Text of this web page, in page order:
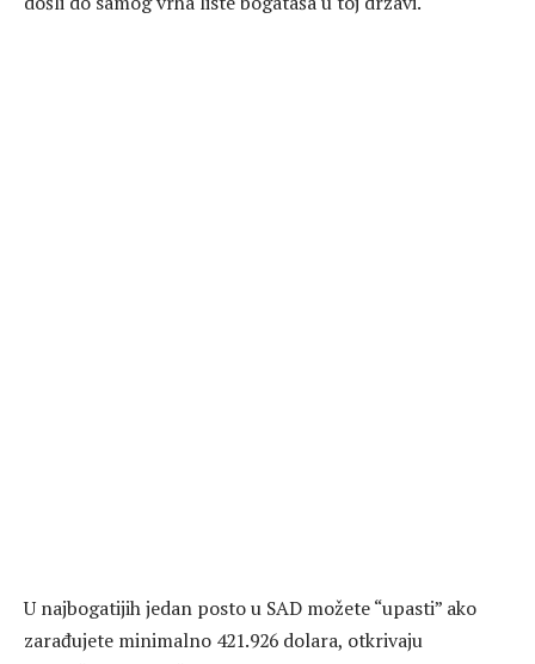
U najbogatijih jedan posto u SAD možete “upasti” ako
zarađujete minimalno 421.926 dolara, otkrivaju